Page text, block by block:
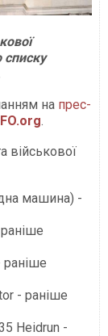
списку
на прес-
.
військової
машина) -
раніше
- раніше
Heidrun -